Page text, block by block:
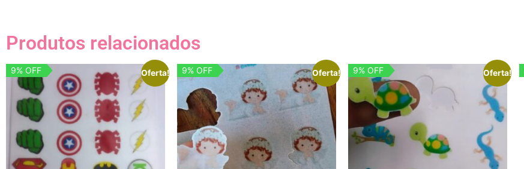
Produtos relacionados
Oferta!
9% OFF Oferta!
9% OFF Oferta!
9% OFF